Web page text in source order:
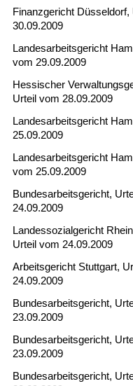
Finanzgericht Düsseldorf,
30.09.2009
Landesarbeitsgericht
vom 29.09.2009
Hessischer
Urteil vom 28.09.2009
Landesarbeitsgericht
25.09.2009
Landesarbeitsgericht
vom 25.09.2009
Bundesarbeitsgericht,
24.09.2009
Landessozialgericht
Urteil vom 24.09.2009
Arbeitsgericht Stuttgart,
24.09.2009
Bundesarbeitsgericht,
23.09.2009
Bundesarbeitsgericht,
23.09.2009
Bundesarbeitsgericht,